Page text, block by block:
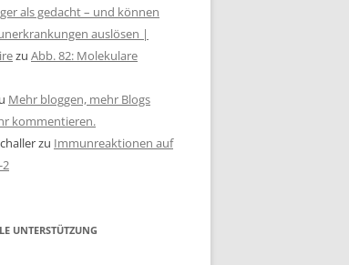
als gedacht – und können
auslösen |
zu Abb. 82: Molekulare
Mehr bloggen, mehr Blogs
kommentieren.
zu Immunreaktionen auf
2
UNTERSTÜTZUNG